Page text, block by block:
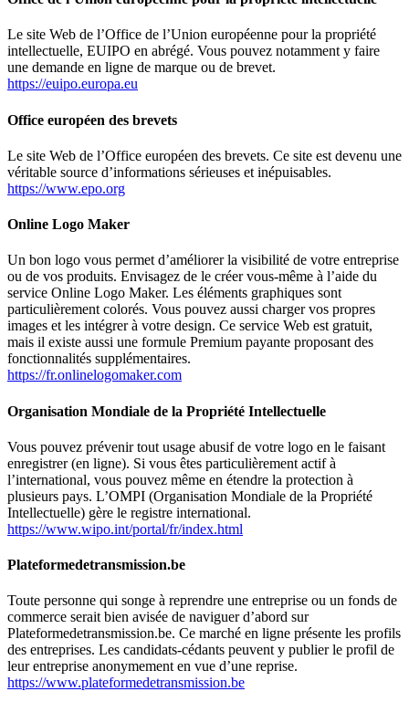
Le site Web de l’Office de l’Union européenne pour la propriété
intellectuelle, EUIPO en abrégé. Vous pouvez notamment y faire
une demande en ligne de marque ou de brevet.
https://euipo.europa.eu
Office européen des brevets
Le site Web de l’Office européen des brevets. Ce site est devenu une
véritable source d’informations sérieuses et inépuisables.
https://www.epo.org
Online Logo Maker
Un bon logo vous permet d’améliorer la visibilité de votre entreprise
ou de vos produits. Envisagez de le créer vous-même à l’aide du
service Online Logo Maker. Les éléments graphiques sont
particulièrement colorés. Vous pouvez aussi charger vos propres
images et les intégrer à votre design. Ce service Web est gratuit,
mais il existe aussi une formule Premium payante proposant des
fonctionnalités supplémentaires.
https://fr.onlinelogomaker.com
Organisation Mondiale de la Propriété Intellectuelle
Vous pouvez prévenir tout usage abusif de votre logo en le faisant
enregistrer (en ligne). Si vous êtes particulièrement actif à
l’international, vous pouvez même en étendre la protection à
plusieurs pays. L’OMPI (Organisation Mondiale de la Propriété
Intellectuelle) gère le registre international.
https://www.wipo.int/portal/fr/index.html
Plateformedetransmission.be
Toute personne qui songe à reprendre une entreprise ou un fonds de
commerce serait bien avisée de naviguer d’abord sur
Plateformedetransmission.be. Ce marché en ligne présente les profils
des entreprises. Les candidats-cédants peuvent y publier le profil de
leur entreprise anonymement en vue d’une reprise.
https://www.plateformedetransmission.be